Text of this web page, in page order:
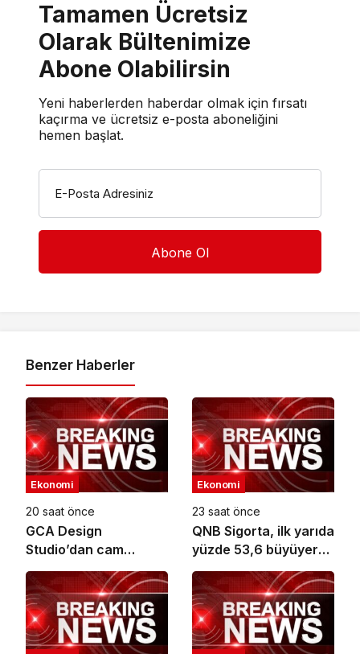
Tamamen Ücretsiz
Olarak Bültenimize
Abone Olabilirsin
Yeni haberlerden haberdar olmak için fırsatı
kaçırma ve ücretsiz e-posta aboneliğini
hemen başlat.
E-Posta Adresiniz
Benzer Haberler
Ekonomi
20 saat önce
GCA Design
Studio’dan cam
ambalaj tasarımında
bütüncül yaklaşım
Ekonomi
23 saat önce
QNB Sigorta, ilk yarıda
yüzde 53,6 büyüyerek
10,66 milyar TL prim
üretimine ulaştı